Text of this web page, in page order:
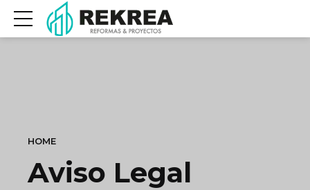
HOME
Aviso Legal